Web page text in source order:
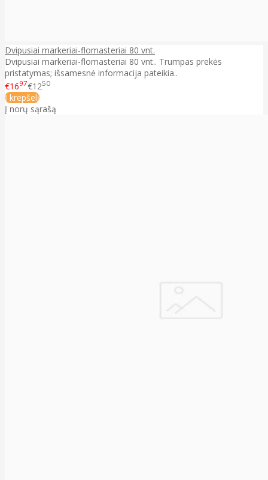
Dvipusiai markeriai-flomasteriai 80 vnt.
Dvipusiai markeriai-flomasteriai 80 vnt.. Trumpas prekės
pristatymas; išsamesnė informacija pateikia..
€1697€1250
Į krepšelį
Į norų sąrašą